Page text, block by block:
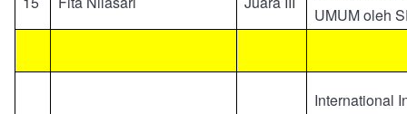
UMUM oleh
International